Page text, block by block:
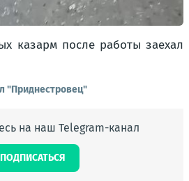
казарм после работы заехал
"Приднестровец"
на наш Telegram-канал
ПОДПИСАТЬСЯ